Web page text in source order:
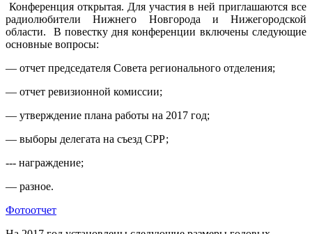
Конференция открытая. Для участия в ней приглашаются все
радиолюбители Нижнего Новгорода и Нижегородской
области. В повестку дня конференции включены следующие
основные вопросы:
— отчет председателя Совета регионального отделения;
— отчет ревизионной комиссии;
— утверждение плана работы на 2017 год;
— выборы делегата на съезд СРР;
--- награждение;
— разное.
Фотоотчет